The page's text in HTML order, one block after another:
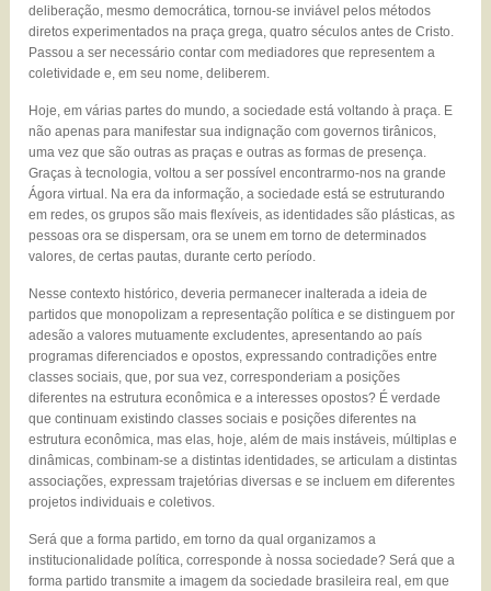
deliberação, mesmo democrática, tornou-se inviável pelos métodos
diretos experimentados na praça grega, quatro séculos antes de Cristo.
Passou a ser necessário contar com mediadores que representem a
coletividade e, em seu nome, deliberem.
Hoje, em várias partes do mundo, a sociedade está voltando à praça. E
não apenas para manifestar sua indignação com governos tirânicos,
uma vez que são outras as praças e outras as formas de presença.
Graças à tecnologia, voltou a ser possível encontrarmo-nos na grande
Ágora virtual. Na era da informação, a sociedade está se estruturando
em redes, os grupos são mais flexíveis, as identidades são plásticas, as
pessoas ora se dispersam, ora se unem em torno de determinados
valores, de certas pautas, durante certo período.
Nesse contexto histórico, deveria permanecer inalterada a ideia de
partidos que monopolizam a representação política e se distinguem por
adesão a valores mutuamente excludentes, apresentando ao país
programas diferenciados e opostos, expressando contradições entre
classes sociais, que, por sua vez, corresponderiam a posições
diferentes na estrutura econômica e a interesses opostos? É verdade
que continuam existindo classes sociais e posições diferentes na
estrutura econômica, mas elas, hoje, além de mais instáveis, múltiplas e
dinâmicas, combinam-se a distintas identidades, se articulam a distintas
associações, expressam trajetórias diversas e se incluem em diferentes
projetos individuais e coletivos.
Será que a forma partido, em torno da qual organizamos a
institucionalidade política, corresponde à nossa sociedade? Será que a
forma partido transmite a imagem da sociedade brasileira real, em que